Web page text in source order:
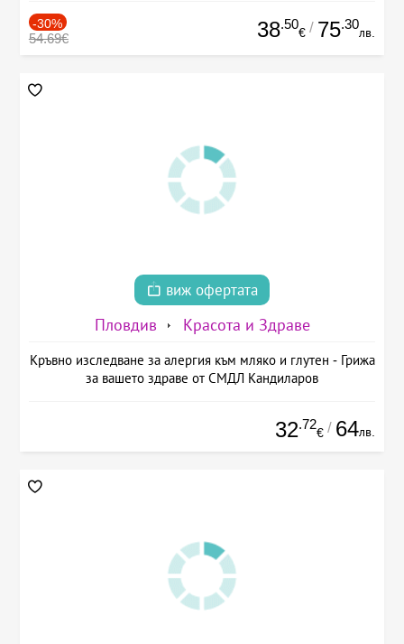
-30%
54.69€ 38.50
€ / 75.30
лв.
виж офертата
Пловдив Красота и Здраве
Кръвно изследване за алергия към мляко и глутен - Грижа
за вашето здраве от СМДЛ Кандиларов
32.72
€ / 64лв.